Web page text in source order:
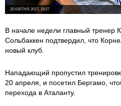
20 КВІТНЯ 2017, 19:27
В начале недели главный тренер
Сольбаккен подтвердил, что
новый клуб.
Нападающий пропустил
20 апреля, и посетил Бергамо,
перехода в Аталанту.